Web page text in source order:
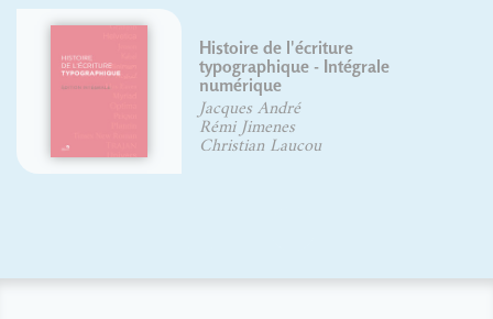
Histoire de l'écriture
typographique - Intégrale
numérique
Jacques André
Rémi Jimenes
Christian Laucou